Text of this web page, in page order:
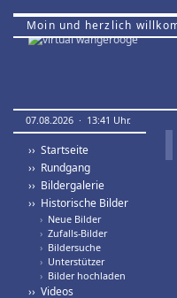
Moin und herzlich
07.08.2026 · 13:41 Uhr.
›› Startseite
›› Rundgang
›› Bildergalerie
›› Historische Bilder
› Neue Bilder
› Zufalls-Bilder
› Bildersuche
› Unterstützer
› Bilder hochladen
›› Videos